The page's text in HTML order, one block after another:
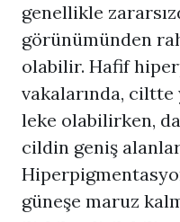
genellikle
görünümünden
olabilir. Hafif
vakalarında,
leke olabilirken,
cildin geniş
güneşe maruz